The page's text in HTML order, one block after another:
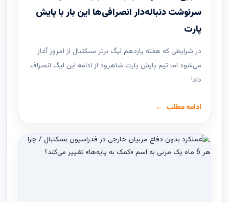
سرنوشت دنباله‌دار انصرافی‌ها این بار با پایش
پارت
در شرایطی که هفته یازدهم لیگ ‌برتر بسکتبال از امروز آغاز
می‌شود اما تیم پایش پارت شاهرود از ادامه این لیگ انصراف
داد!
ادامه مطلب